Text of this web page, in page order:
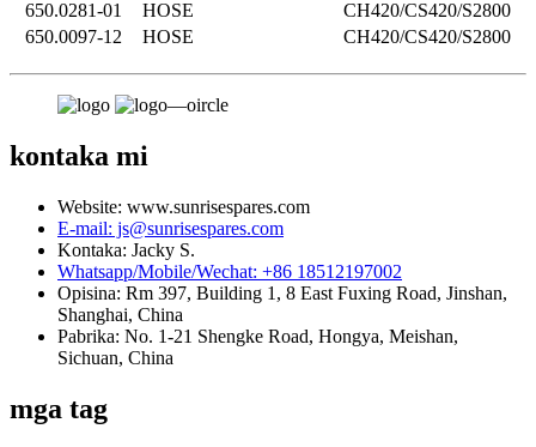
650.0281-01
HOSE
CH420/CS420/S2800
650.0097-12
HOSE CH420/CS420/S2800
kontaka mi
Website: www.sunrisespares.com
E-mail: js@sunrisespares.com
Kontaka: Jacky S.
Whatsapp/Mobile/Wechat: +86 18512197002
Opisina: Rm 397, Building 1, 8 East Fuxing Road, Jinshan,
Shanghai, China
Pabrika: No. 1-21 Shengke Road, Hongya, Meishan,
Sichuan, China
mga tag